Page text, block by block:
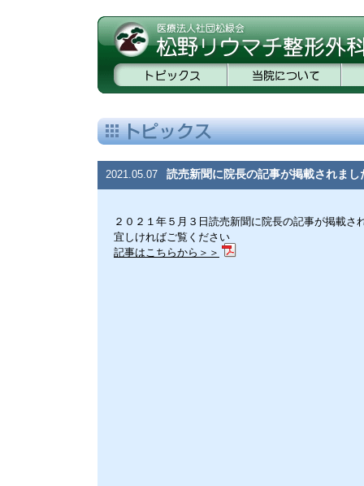
2021.05.07 読売新聞に院長の記事が掲載されまし
２０２１年５月３日読売新聞に院長の記事が掲載さ
宜しければご覧ください
記事はこちらから＞＞